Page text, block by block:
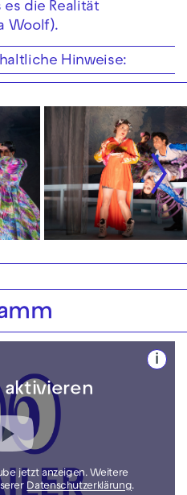
es die Realität
Woolf).
Hinweise:
aktivieren
i
jetzt anzeigen. Weitere
Datenschutzerklärung.